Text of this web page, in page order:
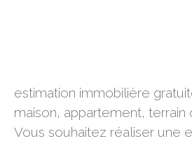
estimation immobilière
maison, appartement,
Vous souhaitez réaliser une